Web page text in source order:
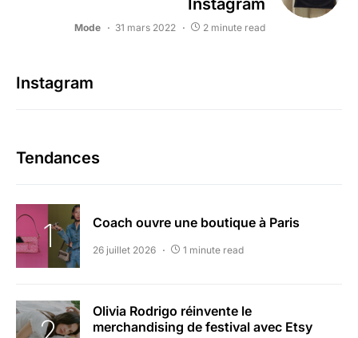
Instagram
Mode 31 mars 2022 2 minute read
Instagram
Tendances
Coach ouvre une boutique à Paris
26 juillet 2026 1 minute read
Olivia Rodrigo réinvente le
merchandising de festival avec Etsy